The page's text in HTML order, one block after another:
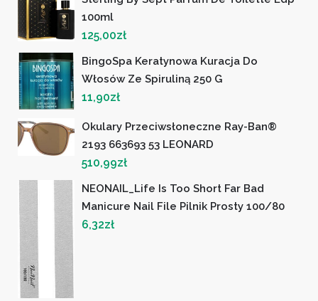
100ml
125,00zł
BingoSpa Keratynowa Kuracja Do
Włosów Ze Spiruliną 250 G
11,90zł
Okulary Przeciwsłoneczne Ray-Ban®
2193 663693 53 LEONARD
510,99zł
NEONAIL_Life Is Too Short Far Bad
Manicure Nail File Pilnik Prosty 100/80
6,32zł